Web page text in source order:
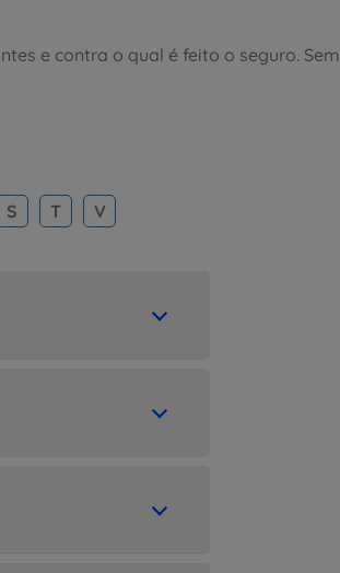
e contra o qual é feito o seguro. Sem
S T V